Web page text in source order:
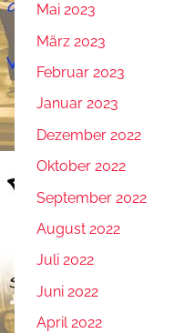
Mai 2023
März 2023
Februar 2023
Januar 2023
Dezember 2022
Oktober 2022
September 2022
August 2022
Juli 2022
Juni 2022
April 2022